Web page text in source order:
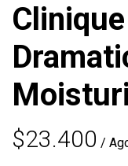
$23.400 /